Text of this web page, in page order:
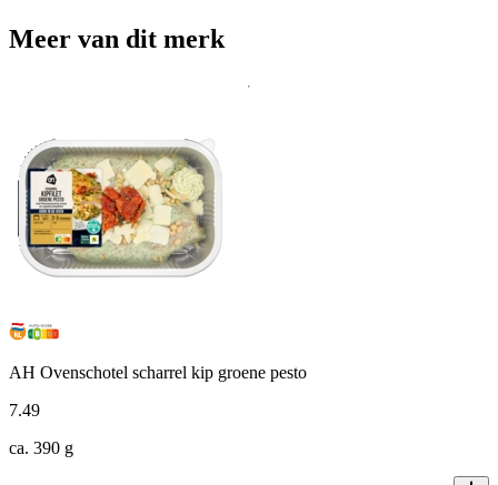
Meer van dit merk
AH Ovenschotel scharrel kip groene pesto
7.49
ca. 390 g